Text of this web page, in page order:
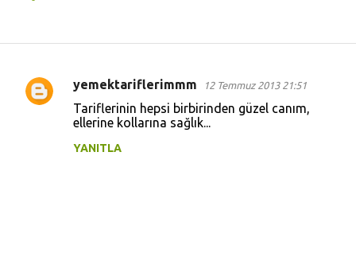
Y
yemektariflerimmm 12 Temmuz 2013 21:51
Tariflerinin hepsi birbirinden güzel canım,
ellerine kollarına sağlık...
YANITLA